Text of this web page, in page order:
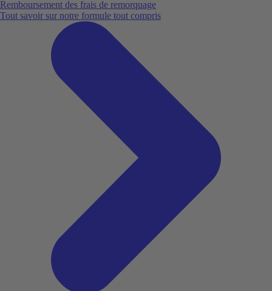
Remboursement des frais de remorquage
Tout savoir sur notre formule tout compris